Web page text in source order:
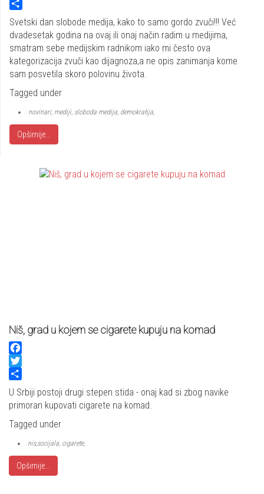
Twitter
Share
Svetski dan slobode medija, kako to samo gordo zvuči!!! Već
dvadesetak godina na ovaj ili onaj način radim u medijima,
smatram sebe medijskim radnikom iako mi često ova
kategorizacija zvuči kao dijagnoza,a ne opis zanimanja kome
sam posvetila skoro polovinu života.
Tagged under
novinari, mediji, sloboda medija, demokratija,
Opširnije...
Niš, grad u kojem se cigarete kupuju na komad
Facebook
Twitter
Share
U Srbiji postoji drugi stepen stida - onaj kad si zbog navike
primoran kupovati cigarete na komad.
Tagged under
nis,socijala, cigarete,
Opširnije...